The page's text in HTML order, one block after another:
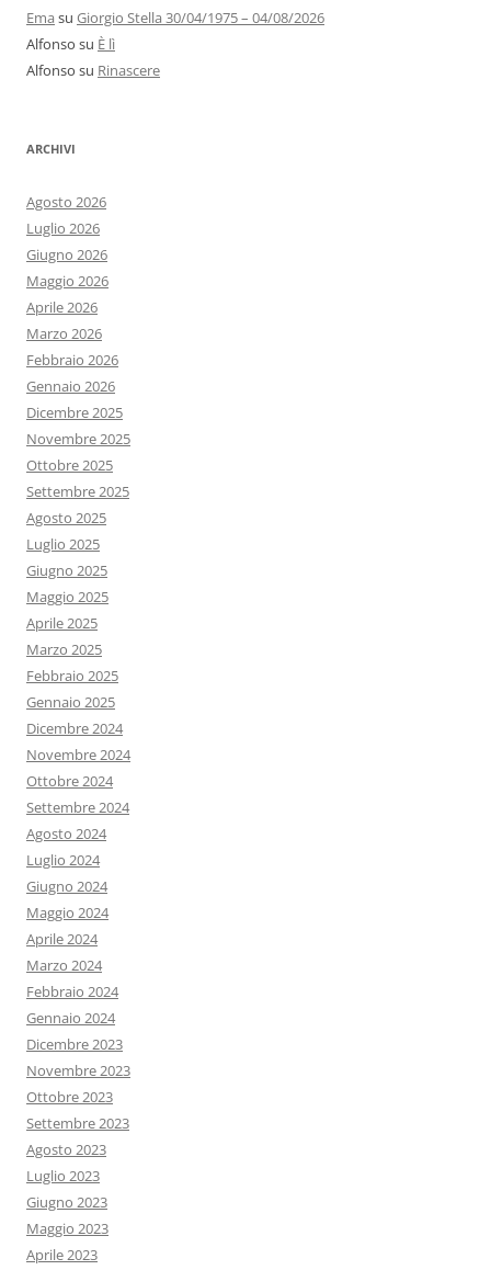
Ema su Giorgio Stella 30/04/1975 – 04/08/2026
Alfonso su È lì
Alfonso su Rinascere
ARCHIVI
Agosto 2026
Luglio 2026
Giugno 2026
Maggio 2026
Aprile 2026
Marzo 2026
Febbraio 2026
Gennaio 2026
Dicembre 2025
Novembre 2025
Ottobre 2025
Settembre 2025
Agosto 2025
Luglio 2025
Giugno 2025
Maggio 2025
Aprile 2025
Marzo 2025
Febbraio 2025
Gennaio 2025
Dicembre 2024
Novembre 2024
Ottobre 2024
Settembre 2024
Agosto 2024
Luglio 2024
Giugno 2024
Maggio 2024
Aprile 2024
Marzo 2024
Febbraio 2024
Gennaio 2024
Dicembre 2023
Novembre 2023
Ottobre 2023
Settembre 2023
Agosto 2023
Luglio 2023
Giugno 2023
Maggio 2023
Aprile 2023